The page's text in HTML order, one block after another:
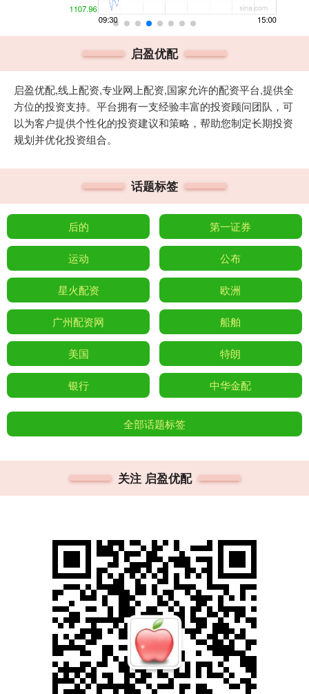
启盈优配
启盈优配,线上配资,专业网上配资,国家允许的配资平台,提供全
方位的投资支持。平台拥有一支经验丰富的投资顾问团队，可
以为客户提供个性化的投资建议和策略，帮助您制定长期投资
规划并优化投资组合。
话题标签
后的 第一证券
运动 公布
星火配资 欧洲
广州配资网 船舶
美国 特朗
银行 中华金配
全部话题标签
关注 启盈优配